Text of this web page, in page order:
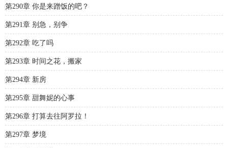
第290章 你是来蹭饭的吧？
第291章 别急，别争
第292章 吃了吗
第293章 时间之花，搬家
第294章 新房
第295章 甜舞妮的心事
第296章 打算去往阿罗拉！
第297章 梦境